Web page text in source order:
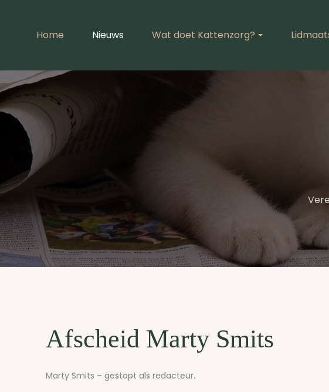
Home Nieuws Wat doet Kattenzorg?
Afscheid Marty Smits
Marty Smits – gestopt als redacteur.